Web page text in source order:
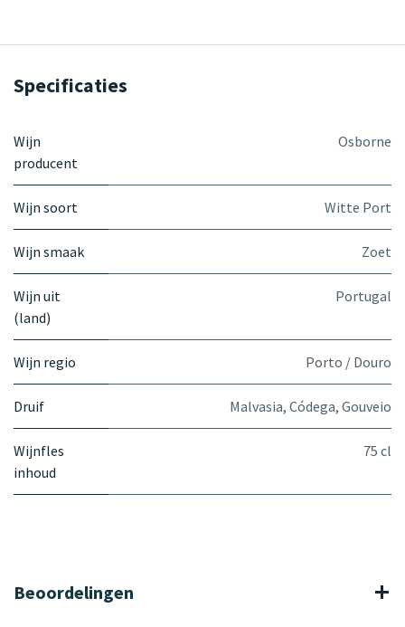
Specificaties
Wijn
producent
Osborne
Wijn soort Witte Port
Wijn smaak Zoet
Wijn uit
(land)
Portugal
Wijn regio Porto / Douro
Druif Malvasia, Códega, Gouveio
Wijnfles
inhoud
75 cl
Beoordelingen